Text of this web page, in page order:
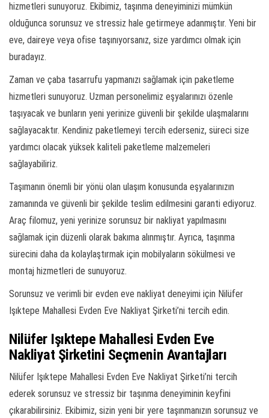
hizmetleri sunuyoruz. Ekibimiz, taşınma deneyiminizi mümkün
olduğunca sorunsuz ve stressiz hale getirmeye adanmıştır. Yeni bir
eve, daireye veya ofise taşınıyorsanız, size yardımcı olmak için
buradayız.
Zaman ve çaba tasarrufu yapmanızı sağlamak için paketleme
hizmetleri sunuyoruz. Uzman personelimiz eşyalarınızı özenle
taşıyacak ve bunların yeni yerinize güvenli bir şekilde ulaşmalarını
sağlayacaktır. Kendiniz paketlemeyi tercih ederseniz, süreci size
yardımcı olacak yüksek kaliteli paketleme malzemeleri
sağlayabiliriz.
Taşımanın önemli bir yönü olan ulaşım konusunda eşyalarınızın
zamanında ve güvenli bir şekilde teslim edilmesini garanti ediyoruz.
Araç filomuz, yeni yerinize sorunsuz bir nakliyat yapılmasını
sağlamak için düzenli olarak bakıma alınmıştır. Ayrıca, taşınma
sürecini daha da kolaylaştırmak için mobilyaların sökülmesi ve
montaj hizmetleri de sunuyoruz.
Sorunsuz ve verimli bir evden eve nakliyat deneyimi için Nilüfer
Işıktepe Mahallesi Evden Eve Nakliyat Şirketi’ni tercih edin.
Nilüfer Işıktepe Mahallesi Evden Eve
Nakliyat Şirketini Seçmenin Avantajları
Nilüfer Işıktepe Mahallesi Evden Eve Nakliyat Şirketi’ni tercih
ederek sorunsuz ve stressiz bir taşınma deneyiminin keyfini
çıkarabilirsiniz. Ekibimiz, sizin yeni bir yere taşınmanızın sorunsuz ve